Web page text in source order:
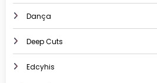
Dança
Deep Cuts
Edcyhis